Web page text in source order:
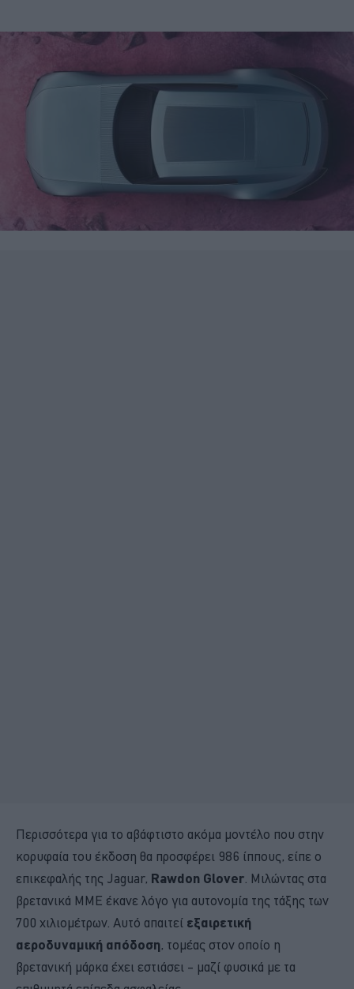
Περισσότερα για το αβάφτιστο ακόμα μοντέλο που στην
κορυφαία του έκδοση θα προσφέρει 986 ίππους, είπε ο
επικεφαλής της Jaguar, Rawdon Glover. Μιλώντας στα
βρετανικά ΜΜΕ έκανε λόγο για αυτονομία της τάξης των
700 χιλιομέτρων. Αυτό απαιτεί εξαιρετική
αεροδυναμική απόδοση, τομέας στον οποίο η
βρετανική μάρκα έχει εστιάσει – μαζί φυσικά με τα